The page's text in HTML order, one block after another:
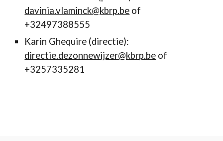
davinia.vlaminck@kbrp.be of
+32497388555
Karin Ghequire (directie):
directie.dezonnewijzer@kbrp.be of
+3257335281